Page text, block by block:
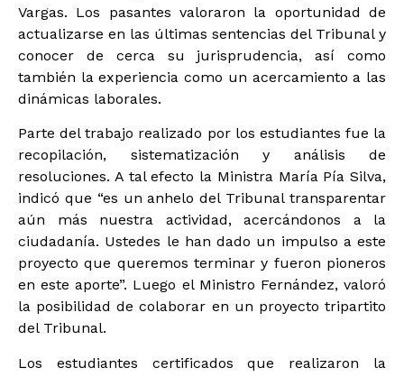
Vargas. Los pasantes valoraron la oportunidad de
actualizarse en las últimas sentencias del Tribunal y
conocer de cerca su jurisprudencia, así como
también la experiencia como un acercamiento a las
dinámicas laborales.
Parte del trabajo realizado por los estudiantes fue la
recopilación, sistematización y análisis de
resoluciones. A tal efecto la Ministra María Pía Silva,
indicó que “es un anhelo del Tribunal transparentar
aún más nuestra actividad, acercándonos a la
ciudadanía. Ustedes le han dado un impulso a este
proyecto que queremos terminar y fueron pioneros
en este aporte”. Luego el Ministro Fernández, valoró
la posibilidad de colaborar en un proyecto tripartito
del Tribunal.
Los estudiantes certificados que realizaron la